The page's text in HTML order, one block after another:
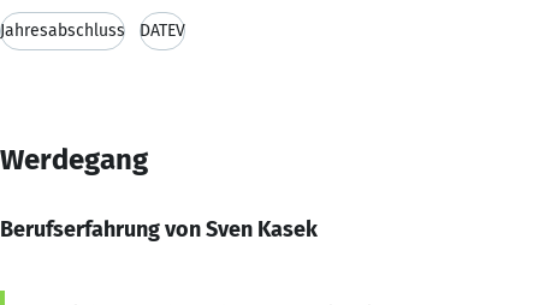
Jahresabschluss DATEV
Werdegang
Berufserfahrung von Sven Kasek